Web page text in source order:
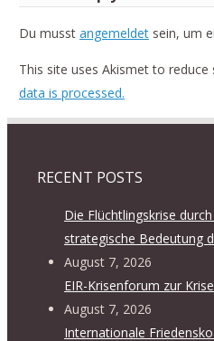
Du musst angemeldetsein, um
This site uses Akismet to reduce
data is processed.
RECENT POSTS
Die Flüchtlingskrise
strategische Bedeutung
August 7, 2026
EIR-Krisenforum zur
August 7, 2026
Internationale